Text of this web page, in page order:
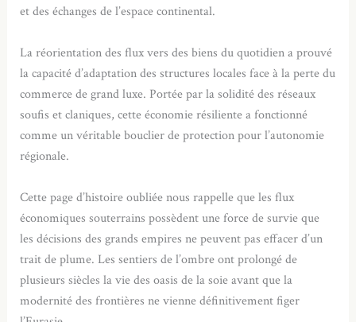
et des échanges de l’espace continental.
La réorientation des flux vers des biens du quotidien a prouvé
la capacité d’adaptation des structures locales face à la perte du
commerce de grand luxe. Portée par la solidité des réseaux
soufis et claniques, cette économie résiliente a fonctionné
comme un véritable bouclier de protection pour l’autonomie
régionale.
Cette page d’histoire oubliée nous rappelle que les flux
économiques souterrains possèdent une force de survie que
les décisions des grands empires ne peuvent pas effacer d’un
trait de plume. Les sentiers de l’ombre ont prolongé de
plusieurs siècles la vie des oasis de la soie avant que la
modernité des frontières ne vienne définitivement figer